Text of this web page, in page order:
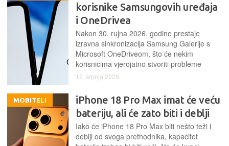
korisnike Samsungovih uređaja
i OneDrivea
Nakon 30. rujna 2026. godine prestaje
izravna sinkronizacija Samsung Galerije s
Microsoft OneDriveom, što će nekim
korisnicima vjerojatno stvoriti probleme
12. srpnja 2026.
MOBITELI
iPhone 18 Pro Max imat će veću
bateriju, ali će zato biti i deblji
Iako će iPhone 18 Pro Max biti nešto teži i
deblji od svoga prethodnika, kapacitet